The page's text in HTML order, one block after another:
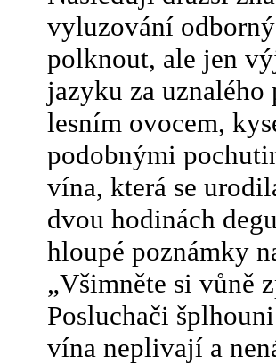
vyluzování
polknout, ale jen
jazyku za
lesním ovocem,
podobnými
vína, která se
dvou hodinách
hloupé poznámky
„Všimněte si vůně
Posluchači
vína neplivají a